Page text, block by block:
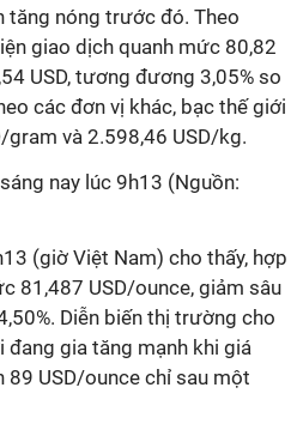
tăng nóng trước đó. Theo
giao dịch quanh mức 80,82
USD, tương đương 3,05% so
các đơn vị khác, bạc thế giới
gram và 2.598,46 USD/kg.
nay lúc 9h13 (Nguồn:
(giờ Việt Nam) cho thấy, hợp
81,487 USD/ounce, giảm sâu
Diễn biến thị trường cho
gia tăng mạnh khi giá
89 USD/ounce chỉ sau một